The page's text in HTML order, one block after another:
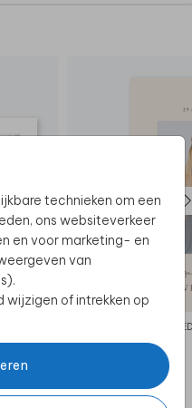
technieken om een
ons websiteverkeer
en voor marketing- en
van
wijzigen of intrekken op